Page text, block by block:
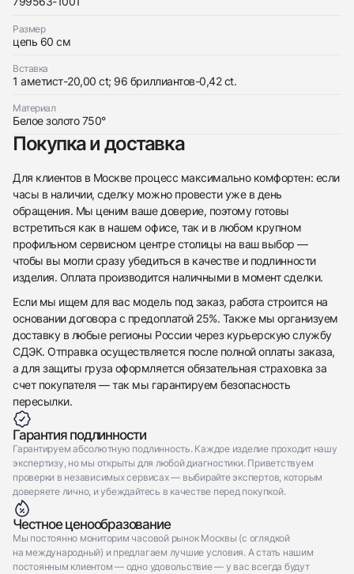
Размер
цепь 60 см
Вставка
1 аметист-20,00 ct; 96 бриллиантов-0,42 ct.
Материал
Белое золото 750°
Покупка и доставка
Для клиентов в Москве процесс максимально комфортен: если
часы в наличии, сделку можно провести уже в день
обращения. Мы ценим ваше доверие, поэтому готовы
встретиться как в нашем офисе, так и в любом крупном
профильном сервисном центре столицы на ваш выбор —
чтобы вы могли сразу убедиться в качестве и подлинности
изделия. Оплата производится наличными в момент сделки.
Если мы ищем для вас модель под заказ, работа строится на
основании договора с предоплатой 25%. Также мы организуем
доставку в любые регионы России через курьерскую службу
СДЭК. Отправка осуществляется после полной оплаты заказа,
а для защиты груза оформляется обязательная страховка за
счет покупателя — так мы гарантируем безопасность
пересылки.
Гарантия подлинности
Гарантируем абсолютную подлинность. Каждое изделие проходит нашу
экспертизу, но мы открыты для любой диагностики. Приветствуем
проверки в независимых сервисах — выбирайте экспертов, которым
доверяете лично, и убеждайтесь в качестве перед покупкой.
Честное ценообразование
Мы постоянно мониторим часовой рынок Москвы (с оглядкой
на международный) и предлагаем лучшие условия. А стать нашим
постоянным клиентом — одно удовольствие — у вас всегда будут
Заказать эти часы
Оставьте ваши контактные данные и мы свяжемся
Chopard
Подвеска Imperiale
НовыеКоробка + Документы
$8,050
Отправить заявку
Трейд-ин часов
с вами
Подвеска Imperiale
НовыеКоробка + Документы
$8,050
Приложите фото ваших часов…
Отправить заявку